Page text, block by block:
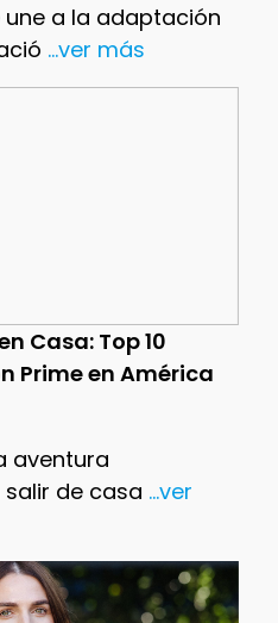
une a la adaptación
...ver más
Casa: Top 10
Prime en América
aventura
de casa ...ver